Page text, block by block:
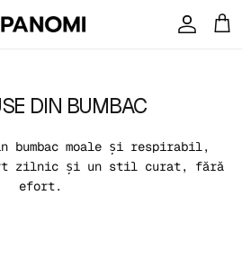
ContCoș
DIN BUMBAC
bumbac moale și respirabil,
zilnic și un stil curat, fără
efort.